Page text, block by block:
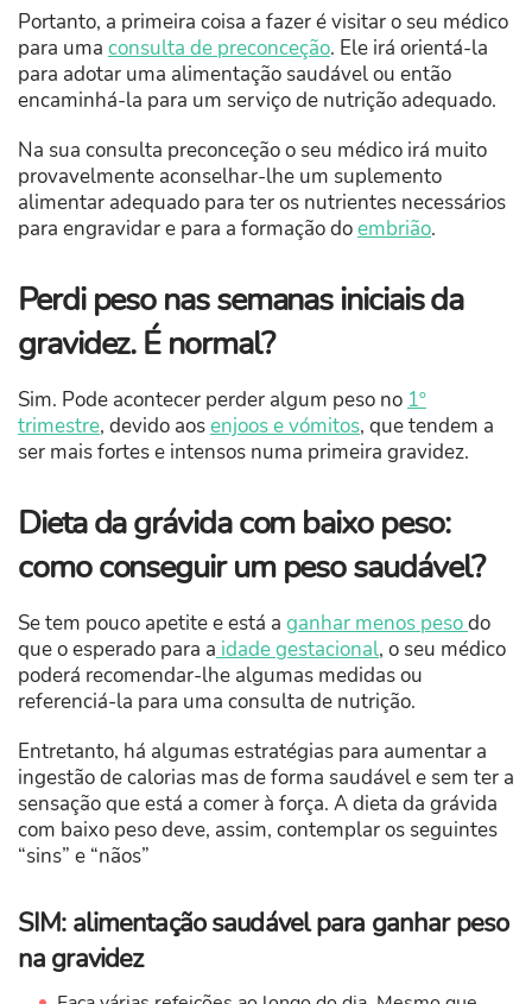
Portanto, a primeira coisa a fazer é visitar o seu médico
para uma consulta de preconceção. Ele irá orientá-la
para adotar uma alimentação saudável ou então
encaminhá-la para um serviço de nutrição adequado.
Na sua consulta preconceção o seu médico irá muito
provavelmente aconselhar-lhe um suplemento
alimentar adequado para ter os nutrientes necessários
para engravidar e para a formação doembrião.
Perdi peso nas semanas iniciais da
gravidez. É normal?
Sim. Pode acontecer perder algum peso no 1º
trimestre, devido aosenjoos e vómitos, que tendem a
ser mais fortes e intensos numa primeira gravidez.
Dieta da grávida com baixo peso:
como conseguir um peso saudável?
Se tem pouco apetite e está a ganhar menos pesodo
que o esperado para a idade gestacional, o seu médico
poderá recomendar-lhe algumas medidas ou
referenciá-la para uma consulta de nutrição.
Entretanto, há algumas estratégias para aumentar a
ingestão de calorias mas de forma saudável e sem ter a
sensação que está a comer à força. A dieta da grávida
com baixo peso deve, assim, contemplar os seguintes
“sins” e “nãos”
SIM: alimentação saudável para ganhar peso
na gravidez